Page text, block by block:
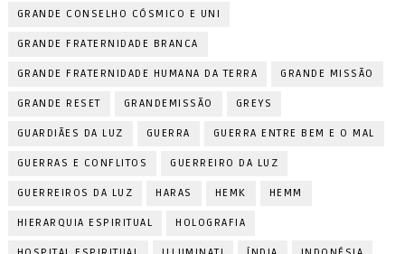
GRANDE CONSELHO CÓSMICO E UNI
GRANDE FRATERNIDADE BRANCA
GRANDE FRATERNIDADE HUMANA DA TERRA GRANDE MISSÃO
GRANDE RESET GRANDEMISSÃO GREYS
GUARDIÃES DA LUZ GUERRA GUERRA ENTRE BEM E O MAL
GUERRAS E CONFLITOS GUERREIRO DA LUZ
GUERREIROS DA LUZ HARAS HEMK HEMM
HIERARQUIA ESPIRITUAL HOLOGRAFIA